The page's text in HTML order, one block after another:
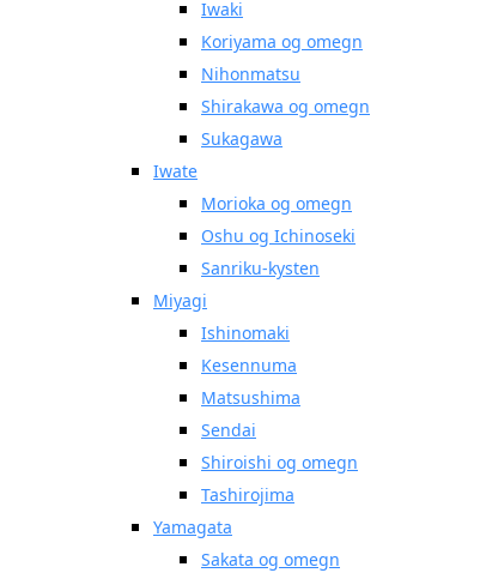
Iwaki
Koriyama og omegn
Nihonmatsu
Shirakawa og omegn
Sukagawa
Iwate
Morioka og omegn
Oshu og Ichinoseki
Sanriku-kysten
Miyagi
Ishinomaki
Kesennuma
Matsushima
Sendai
Shiroishi og omegn
Tashirojima
Yamagata
Sakata og omegn